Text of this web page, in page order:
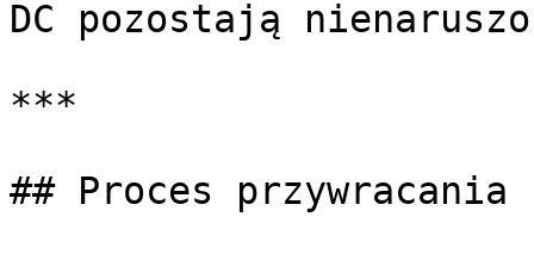
DC pozostają
***
## Proces przywracania